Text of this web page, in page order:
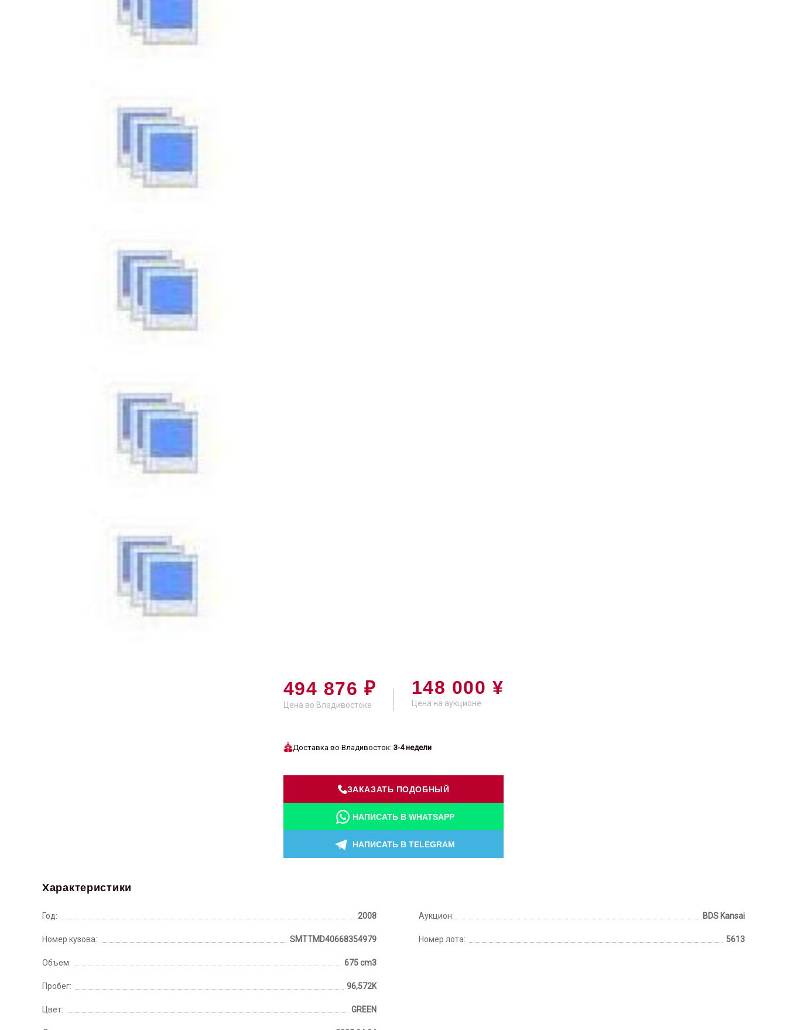
494 876 ₽
Цена во Владивостоке
148 000 ¥
Цена на аукционе
Доставка во Владивосток:3-4 недели
ЗАКАЗАТЬ ПОДОБНЫЙ
НАПИСАТЬ В WHATSAPP
НАПИСАТЬ В TELEGRAM
Характеристики
Год: 2008
Номер кузова: SMTTMD40668354979
Объем: 675 cm3
Пробег: 96,572K
Цвет: GREEN
Аукцион: BDS Kansai
Номер лота: 5613